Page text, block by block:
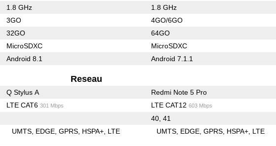
1.8 GHz 1.8 GHz
3GO 4GO/6GO
32GO 64GO
MicroSDXC MicroSDXC
Android 8.1 Android 7.1.1
Reseau
Q Stylus A Redmi Note 5 Pro
LTE CAT6 301 Mbps LTE CAT12 603 Mbps
40, 41
UMTS EDGE GPRS HSPA+ LTE UMTS EDGE GPRS HSPA+ LTE